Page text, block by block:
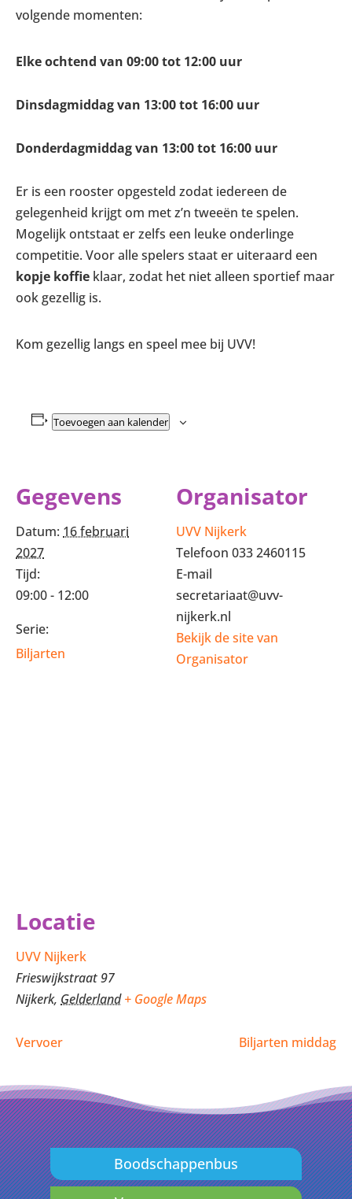
volgende momenten:
Elke ochtend van 09:00 tot 12:00 uur
Dinsdagmiddag van 13:00 tot 16:00 uur
Donderdagmiddag van 13:00 tot 16:00 uur
Er is een rooster opgesteld zodat iedereen de
gelegenheid krijgt om met z’n tweeën te spelen.
Mogelijk ontstaat er zelfs een leuke onderlinge
competitie. Voor alle spelers staat er uiteraard een
kopje koffie klaar, zodat het niet alleen sportief maar
ook gezellig is.
Kom gezellig langs en speel mee bij UVV!
Toevoegen aan kalender
Gegevens
Datum: 16 februari
2027
Tijd:
09:00 - 12:00
Serie:
Biljarten
Organisator
UVV Nijkerk
Telefoon 033 2460115
E-mail
secretariaat@uvv-
nijkerk.nl
Bekijk de site van
Organisator
Locatie
UVV Nijkerk
Frieswijkstraat 97
Nijkerk, Gelderland + Google Maps
Vervoer Biljarten middag
Boodschappenbus